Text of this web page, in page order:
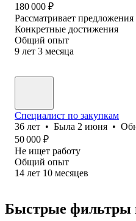
180 000 ₽
Рассматривает предложения
Конкретные достижения
Общий опыт
9 лет 3 месяца
Специалист по закупкам
36 лет • Была 2 июня •
50 000 ₽
Не ищет работу
Общий опыт
14 лет 10 месяцев
Быстрые фильтры